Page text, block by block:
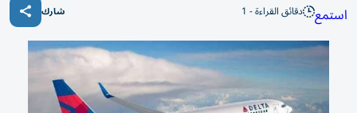
استمع دقائق القراءة - 1 شارك